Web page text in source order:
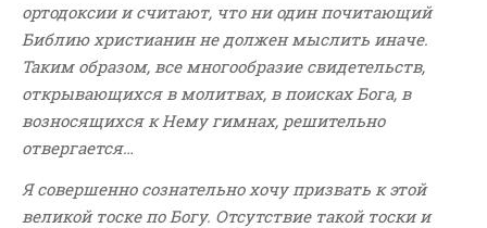
Слово Из Слова
Цитата
ортодоксии и считают, что ни один почитающий
Библию христианин не должен мыслить иначе.
Таким образом, все многообразие свидетельств,
открывающихся в молитвах, в поисках Бога, в
возносящихся к Нему гимнах, решительно
отвергается…
Я совершенно сознательно хочу призвать к этой
великой тоске по Богу. Отсутствие такой тоски и